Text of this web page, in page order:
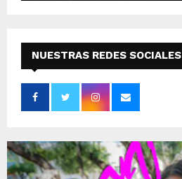
NUESTRAS REDES SOCIALES